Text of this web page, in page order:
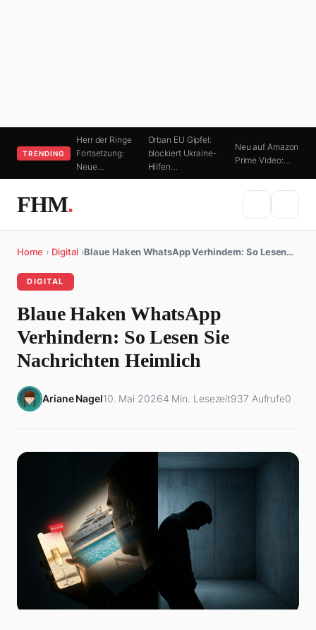
TRENDING
Herr der Ringe
Fortsetzung:
Neue…
Orban EU Gipfel:
blockiert Ukraine-
Hilfen…
Neu auf Amazon
Prime Video:…
FHM.
Home › Digital ›Blaue Haken WhatsApp Verhindern: So Lesen…
DIGITAL
Blaue Haken WhatsApp
Verhindern: So Lesen Sie
Nachrichten Heimlich
Ariane Nagel10. Mai 20264 Min. Lesezeit937 Aufrufe0